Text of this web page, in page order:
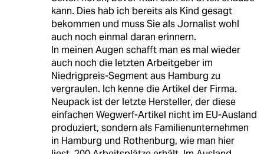
kann. Dies hab ich bereits als Kind gesagt
bekommen und muss Sie als Jornalist wohl
auch noch einmal daran erinnern.
In meinen Augen schafft man es mal wieder
auch noch die letzten Arbeitgeber im
Niedrigpreis-Segment aus Hamburg zu
vergraulen. Ich kenne die Artikel der Firma.
Neupack ist der letzte Hersteller, der diese
einfachen Wegwerf-Artikel nicht im EU-Ausland
produziert, sondern als Familienunternehmen
in Hamburg und Rothenburg, wie man hier